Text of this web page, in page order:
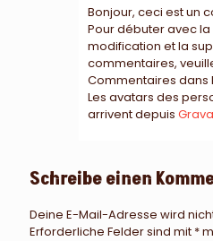
Bonjour, ceci est un
Pour débuter avec
modification et la
commentaires,
Commentaires dans
Les avatars des
arrivent depuis
Schreibe einen
Deine E-Mail-Adresse wird
Erforderliche Felder sind mit *